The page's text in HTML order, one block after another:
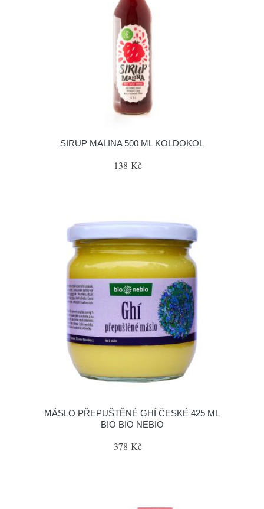
SIRUP MALINA 500 ML KOLDOKOL
138 Kč
MÁSLO PŘEPUŠTĚNÉ GHÍ ČESKÉ 425 ML
BIO BIO NEBIO
378 Kč